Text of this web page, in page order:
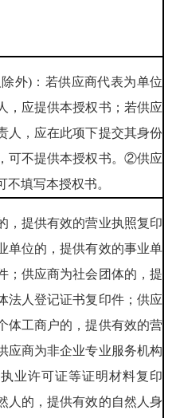
外)：若供应商代表为单位
，应提供本授权书；若供应
人，应在此项下提交其身份
可不提供本授权书。②供应
不填写本授权书。
，提供有效的营业执照复印
单位的，提供有效的事业单
；供应商为社会团体的，提
法人登记证书复印件；供应
体工商户的，提供有效的营
应商为非企业专业服务机构
业许可证等证明材料复印
人的，提供有效的自然人身